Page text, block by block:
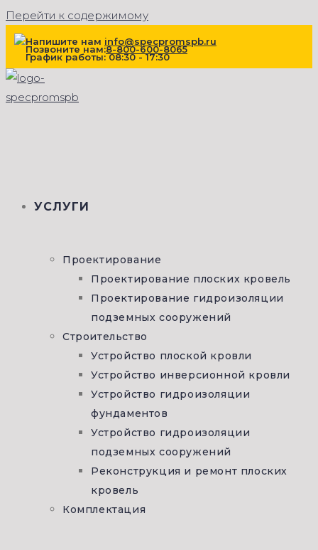
Перейти к содержимому
Напишите нам info@specpromspb.ru
Позвоните нам:8-800-600-8065
График работы: 08:30 - 17:30
УСЛУГИ
Проектирование
Проектирование плоских кровель
Проектирование гидроизоляции
подземных сооружений
Строительство
Устройство плоской кровли
Устройство инверсионной кровли
Устройство гидроизоляции
фундаментов
Устройство гидроизоляции
подземных сооружений
Реконструкция и ремонт плоских
кровель
Комплектация